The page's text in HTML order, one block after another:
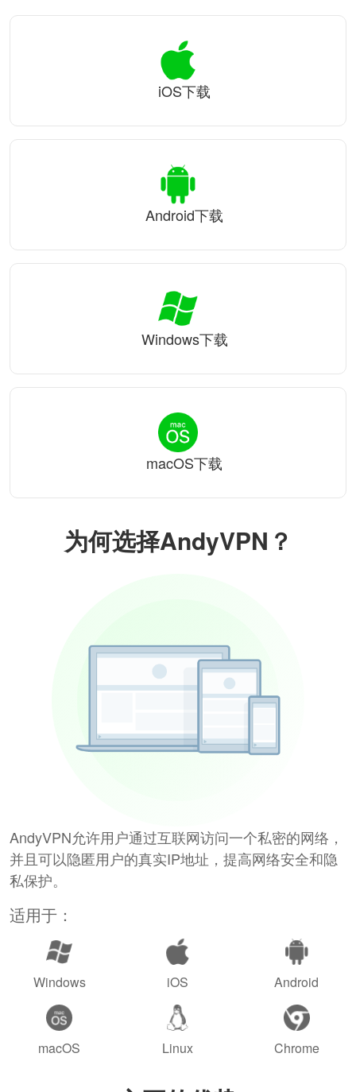
为何选择AndyVPN？
AndyVPN允许用户通过互联网访问一个私密的网络，
并且可以隐匿用户的真实IP地址，提高网络安全和隐
私保护。
适用于：
Windows iOS Android
macOS Linux Chrome
iOS下载
Android下载
Windows下载
macOS下载